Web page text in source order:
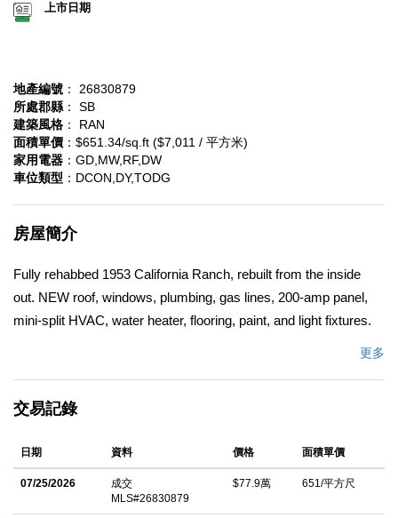
上市日期
地產編號 ： 26830879
所處郡縣 ： SB
建築風格 ： RAN
面積單價 ：$651.34/sq.ft ($7,011 / 平方米)
家用電器 ：GD,MW,RF,DW
車位類型 ：DCON,DY,TODG
房屋簡介
Fully rehabbed 1953 California Ranch, rebuilt from the inside
out. NEW roof, windows, plumbing, gas lines, 200-amp panel,
mini-split HVAC, water heater, flooring, paint, and light fixtures.
detached ADU ready to pull permit. Detached 2-car garage, long
Amp Electrical Panel | Mini-Split HVAC | Water Heater | Flooring
| Interior & Exterior Paint | Light Fixtures | Kitchen | Bathrooms
AND Approved 998 sqft detached ADU. Eligible for $10,000
更多
交易記錄
日期 資料 價格 面積單價
07/25/2026
成交
MLS#26830879
$77.9萬 651/平方尺